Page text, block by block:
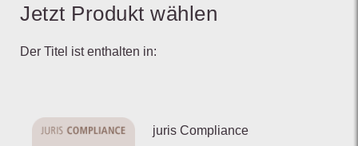
Jetzt Produkt wählen
Der Titel ist enthalten in:
juris Compliance